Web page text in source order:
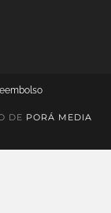
DE PORÁ MEDIA